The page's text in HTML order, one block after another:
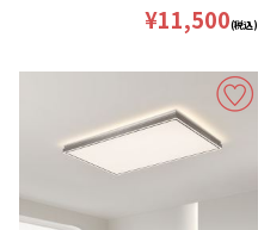
¥11,500(税込)